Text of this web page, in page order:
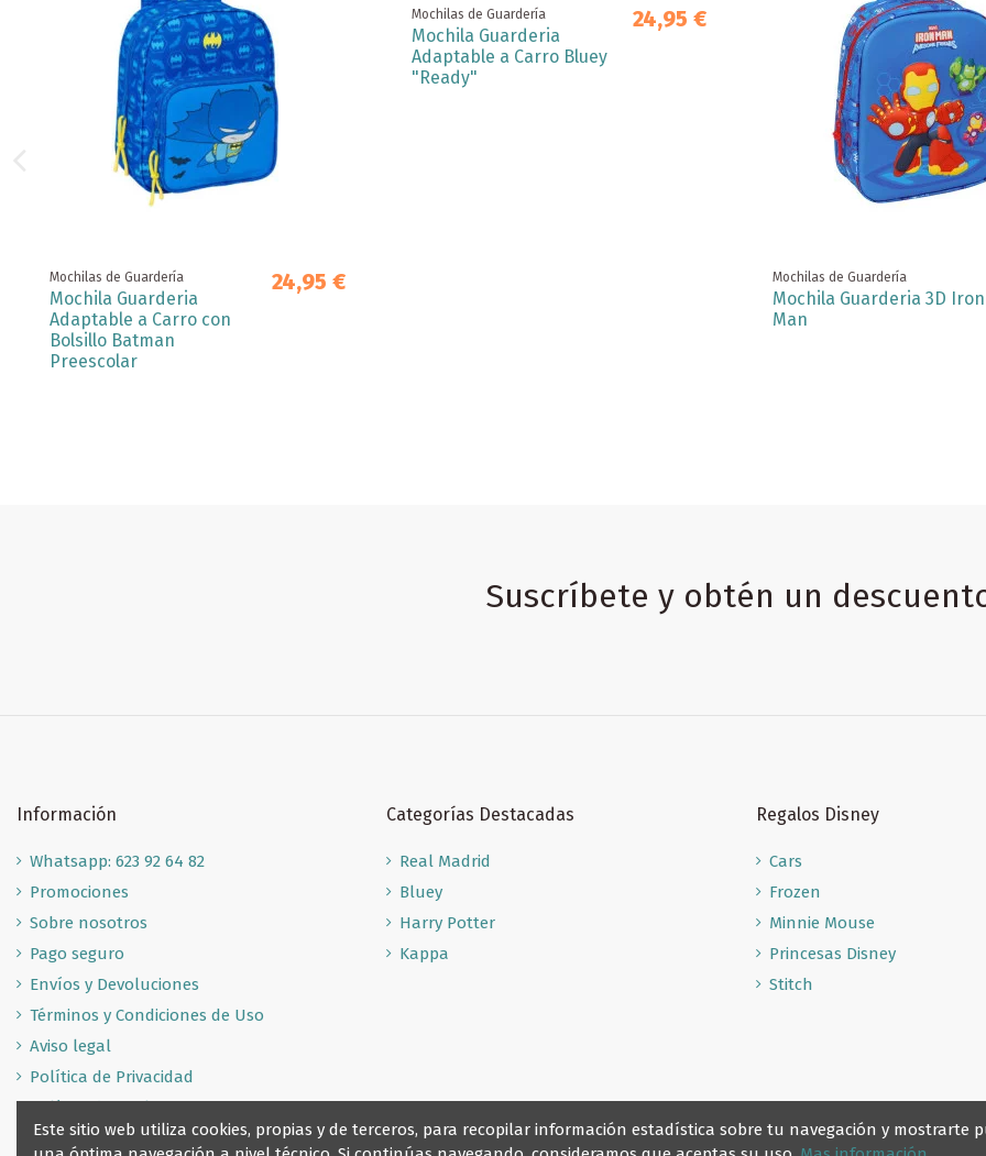
Mochilas de Guardería
Mochila Guarderia
Adaptable a Carro con
Bolsillo Batman
Preescolar
24,95 €
Mochilas de Guardería
Mochila Guarderia
Adaptable a Carro Bluey
"Ready"
24,95 €
Mochilas de Guardería
Mochila Guarderia 3D Iron
Man
Suscríbete y obtén un
Información
Whatsapp: 623 92 64 82
Promociones
Sobre nosotros
Pago seguro
Envíos y Devoluciones
Términos y Condiciones de Uso
Aviso legal
Política de Privacidad
Política de Cookies
Categorías Destacadas
Real Madrid
Bluey
Harry Potter
Kappa
Regalos Disney
Cars
Frozen
Minnie Mouse
Princesas Disney
Stitch
Este sitio web utiliza cookies, propias y de terceros, para recopilar información estadística sobre tu navegación y